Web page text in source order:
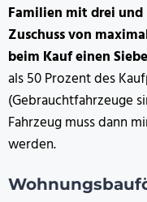
Familien mit drei und
Zuschuss von
beim Kauf einen
als 50 Prozent des
(Gebrauchtfahrzeuge
Fahrzeug muss dann
werden.